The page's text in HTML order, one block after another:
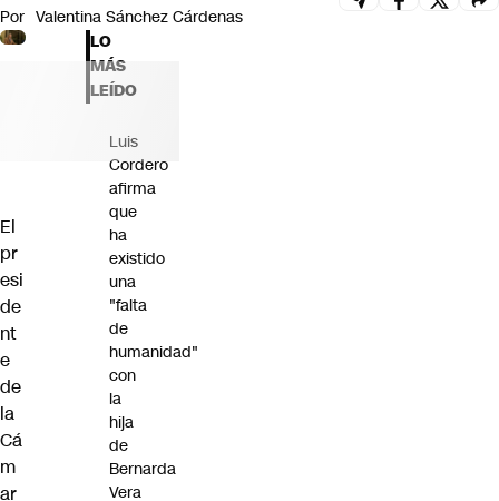
Por Valentina Sánchez Cárdenas
El
pr
esi
de
nt
e
de
la
Cá
m
ar
LO
MÁS
LEÍDO
Luis
Cordero
afirma
que
ha
existido
una
"falta
de
humanidad"
con
la
hija
de
Bernarda
Vera